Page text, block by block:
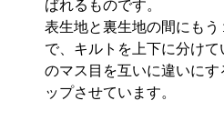
ばれるものです。
表生地と裏生地の間にもう
で、キルトを上下に分け
のマス目を互いに違いに
ップさせています。